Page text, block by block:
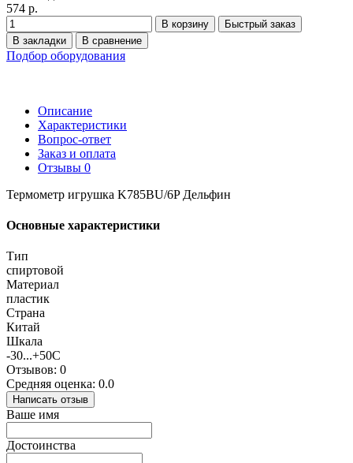
574 р.
В корзину
Быстрый заказ
В закладки
В сравнение
Подбор оборудования
Описание
Характеристики
Вопрос-ответ
Заказ и оплата
Отзывы 0
Термометр игрушка K785BU/6P Дельфин
Основные характеристики
Тип
спиртовой
Материал
пластик
Страна
Китай
Шкала
-30...+50С
Отзывов: 0
Средняя оценка: 0.0
Написать отзыв
Ваше имя
Достоинства